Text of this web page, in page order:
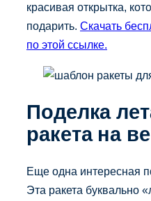
красивая открытка,
подарить. Скачать
по этой ссылке.
Поделка
ракета на
Еще одна интересная
Эта ракета буквально